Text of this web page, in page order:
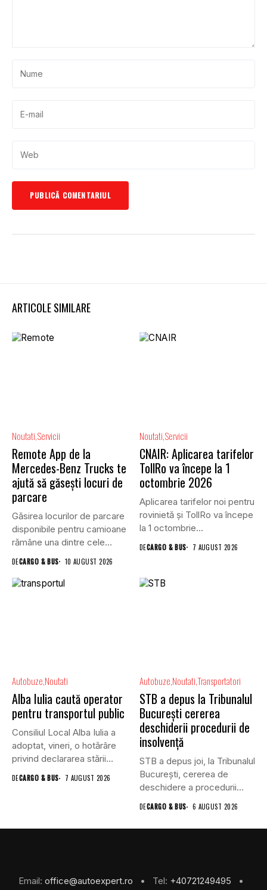
ARTICOLE SIMILARE
Noutati Servicii
Remote App de la
Mercedes-Benz Trucks te
ajută să găsești locuri de
parcare
Găsirea locurilor de parcare
disponibile pentru camioane
rămâne una dintre cele
DECARGO & BUS 10 AUGUST 2026
Noutati Servicii
CNAIR: Aplicarea tarifelor
TollRo va începe la 1
octombrie 2026
Aplicarea tarifelor noi pentru
rovinietă și TollRo va începe
la 1 octombrie...
DECARGO & BUS 7 AUGUST 2026
Autobuze Noutati
Alba Iulia caută operator
pentru transportul public
Consiliul Local Alba Iulia a
adoptat, vineri, o hotărâre
privind declararea stării...
DECARGO & BUS 7 AUGUST 2026
Autobuze NoutatiTransportatori
STB a depus la Tribunalul
București cererea
deschiderii procedurii de
insolvență
STB a depus joi, la Tribunalul
Bucureşti, cererea de
deschidere a procedurii...
DECARGO & BUS 6 AUGUST 2026
Email: office@autoexpert.ro • Tel: +40721249495
•